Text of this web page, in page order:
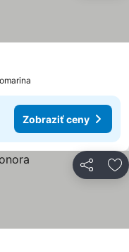
Zobraziť ceny
Zdieľať